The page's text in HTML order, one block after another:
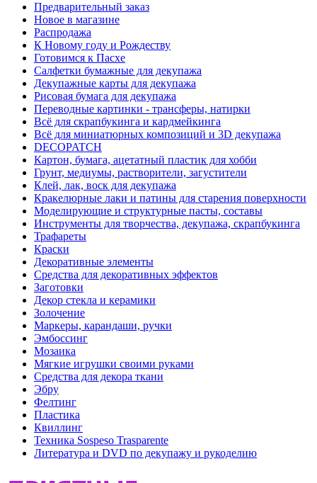
Предварительный заказ
Новое в магазине
Распродажа
К Новому году и Рождеству
Готовимся к Пасхе
Салфетки бумажные для декупажа
Декупажные карты для декупажа
Рисовая бумага для декупажа
Переводные картинки - трансферы, натирки
Всё для скрапбукинга и кардмейкинга
Всё для миниатюрных композиций и 3D декупажа
DECOPATCH
Картон, бумага, ацетатный пластик для хобби
Грунт, медиумы, растворители, загустители
Клей, лак, воск для декупажа
Кракелюрные лаки и патины для старения поверхности
Моделирующие и структурные пасты, составы
Инструменты для творчества, декупажа, скрапбукинга
Трафареты
Краски
Декоративные элементы
Средства для декоративных эффектов
Заготовки
Декор стекла и керамики
Золочение
Маркеры, карандаши, ручки
Эмбоссинг
Мозаика
Мягкие игрушки своими руками
Средства для декора ткани
Эбру
Фелтинг
Пластика
Квиллинг
Техника Sospeso Trasparente
Литература и DVD по декупажу и рукоделию